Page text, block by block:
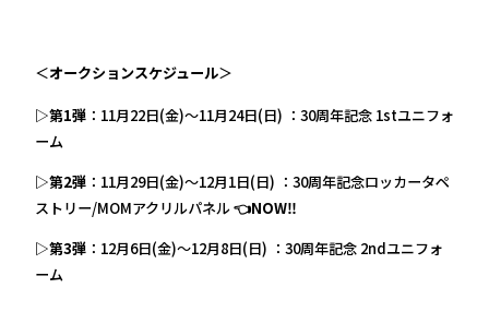
＜オークションスケジュール＞
▷第1弾：11月22日(金)～11月24日(日) ：30周年記念 1stユニフォ
ーム
▷第2弾：11月29日(金)～12月1日(日) ：30周年記念ロッカータペ
ストリー/MOMアクリルパネル👈NOW‼
▷第3弾：12月6日(金)～12月8日(日) ：30周年記念 2ndユニフォ
ーム